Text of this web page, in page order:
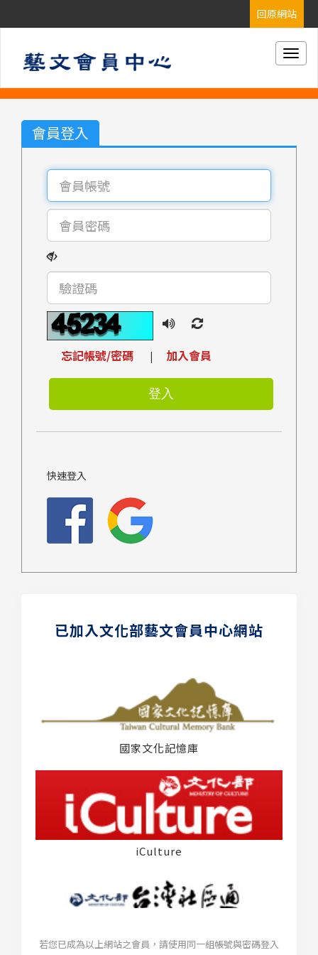
會員登入
忘記帳號/密碼 | 加入會員
快速登入
已加入文化部藝文會員中心網站
國家文化記憶庫
iCulture
若您已成為以上網站之會員，請使用同一組帳號與密碼登入